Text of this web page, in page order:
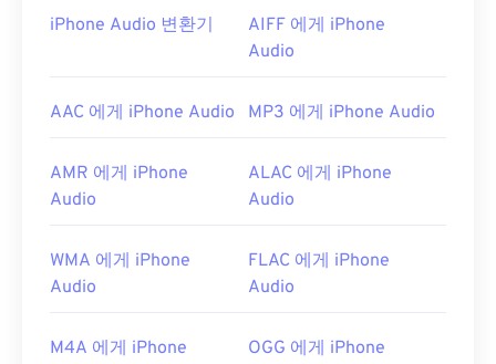
WAV 파일을 여는 기본 플레이어는
QuickTime 등의 프로그램을 사용하여 WAV 파일을
WAV파일은 압축되지 않은 고품질 파일이므로 음악
편집, 제작 및 편집 프로그램으로 가져오기에 적합합
DJing용 크로스 운영 체제 소프트웨어 프로그램입니
다.
Elmedia Player
도 WAV 파일을 지원합니다.
최초 출시:1991년
iPhone Audio 변환기
AIFF 에게 iPhone
Audio
AAC 에게 iPhone Audio MP3 에게 iPhone Audio
AMR 에게 iPhone
Audio
ALAC 에게 iPhone
Audio
WMA 에게 iPhone
Audio
FLAC 에게 iPhone
Audio
M4A 에게 iPhone OGG 에게 iPhone